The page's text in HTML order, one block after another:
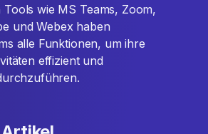
wie MS Teams, Zoom,
und Webex haben
alle Funktionen, um ihre
effizient und